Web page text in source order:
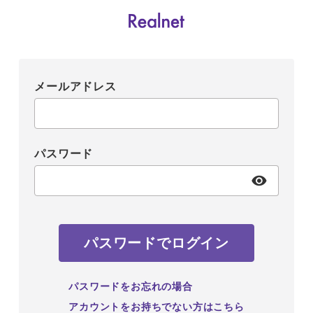
メールアドレス
パスワード
パスワードでログイン
パスワードをお忘れの場合
アカウントをお持ちでない方はこちら